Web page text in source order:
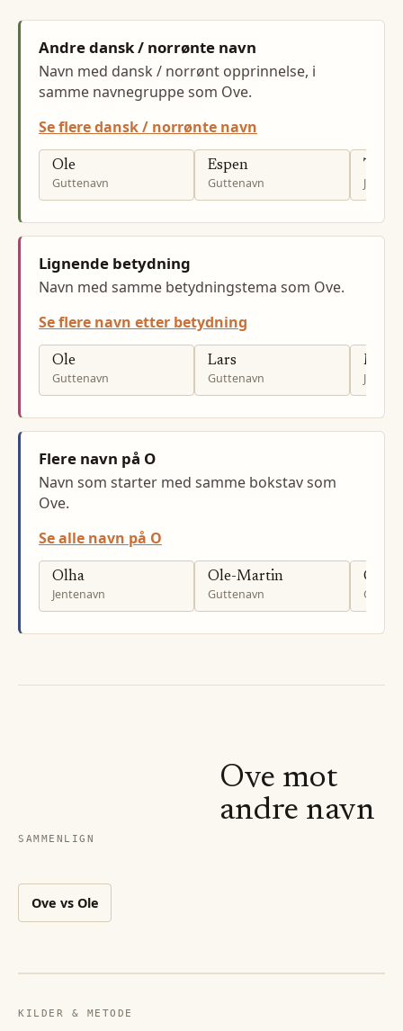
Andre dansk / norrønte navn
Navn med dansk / norrønt opprinnelse, i
samme navnegruppe som Ove.
Se flere dansk / norrønte navn
Ole
Guttenavn
Espen
Guttenavn
Tove
Lignende betydning
Navn med samme betydningstema som Ove.
Se flere navn etter betydning
Ole
Guttenavn
Lars
Guttenavn
Marit
Flere navn på O
Navn som starter med samme bokstav som
Ove.
Se alle navn på O
Olha
Jentenavn
Ole-Martin
Guttenavn
Ole-
SAMMENLIGN
Ove mot
andre navn
Ove vs Ole
KILDER & METODE